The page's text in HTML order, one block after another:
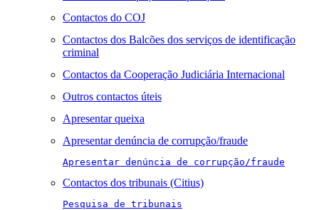
Contactos do COJ
Contactos dos Balcões dos serviços de identificação
criminal
Contactos da Cooperação Judiciária Internacional
Outros contactos úteis
Apresentar queixa
Apresentar denúncia de corrupção/fraude
Apresentar denúncia de corrupção/fraude
Contactos dos tribunais (Citius)
Pesquisa de tribunais